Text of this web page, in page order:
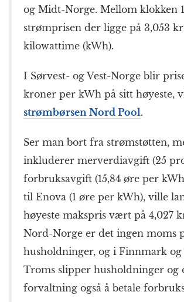
og Midt-Norge. Mellom klokken
strømprisen der ligge på 3,053
kilowattime (kWh).
I Sørvest- og Vest-Norge blir
kroner per kWh på sitt høyeste,
strømbørsen Nord Pool.
Ser man bort fra strømstøtten,
inkluderer merverdiavgift (25
forbruksavgift (15,84 øre per
til Enova (1 øre per kWh), ville
høyeste makspris vært på 4,027
Nord-Norge er det ingen moms
husholdninger, og i Finnmark
Troms slipper husholdninger og
forvaltning også å betale